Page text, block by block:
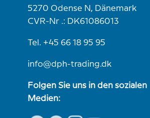
5270 Odense N, Dänemark
CVR-Nr .: DK61086013
Tel. +45 66 18 95 95
info@dph-trading.dk
Folgen Sie uns in den sozialen
Medien: